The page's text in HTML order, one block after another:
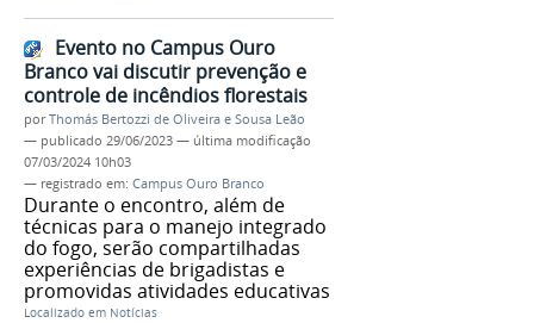
Evento no Campus Ouro
Branco vai discutir prevenção e
controle de incêndios florestais
porThomás Bertozzi de Oliveira e Sousa Leão
— publicado 29/06/2023 — última modificação
07/03/2024 10h03
— registrado em: Campus Ouro Branco
Durante o encontro, além de
técnicas para o manejo integrado
do fogo, serão compartilhadas
experiências de brigadistas e
promovidas atividades educativas
Localizado em Notícias